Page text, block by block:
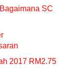
SC
2017 RM2.75